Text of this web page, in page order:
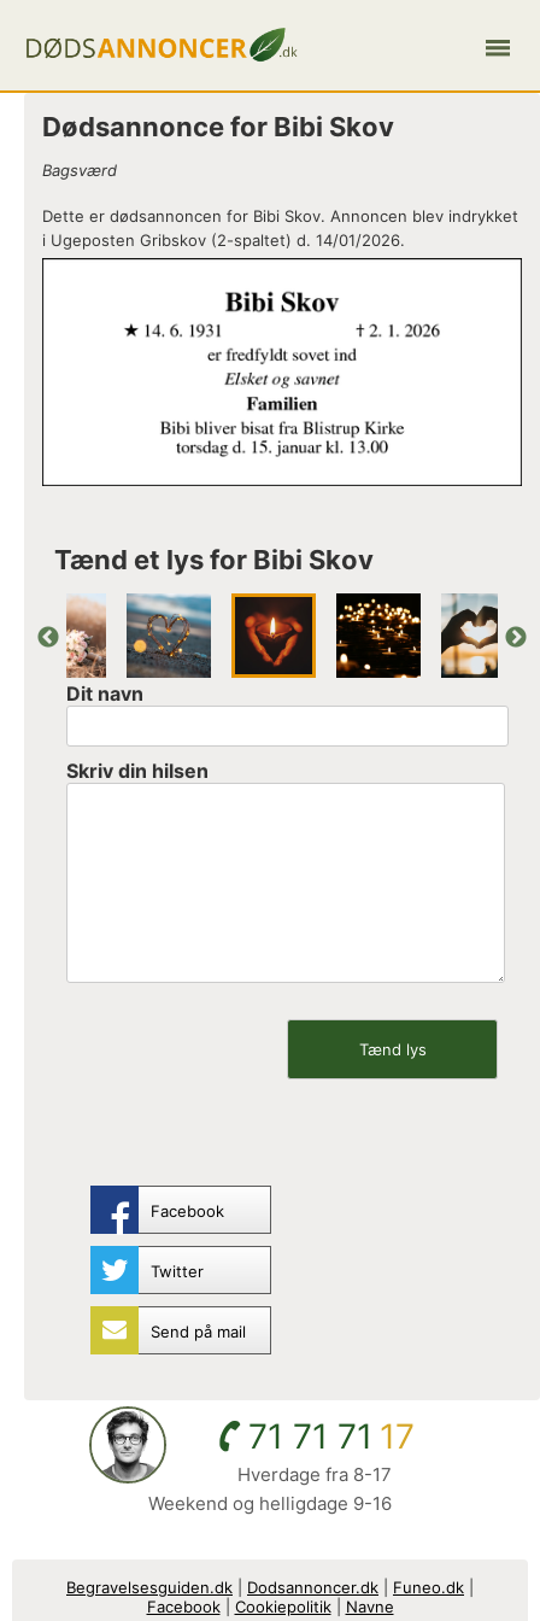
Dødsannonce for Bibi Skov
Bagsværd
Facebook
Twitter
Send på mail
Dette er dødsannoncen for Bibi Skov. Annoncen blev indrykket
i Ugeposten Gribskov (2-spaltet) d. 14/01/2026.
Tænd et lys for Bibi Skov
Dit navn
Skriv din hilsen
71 71 71 17
Hverdage fra 8-17
Weekend og helligdage 9-16
Begravelsesguiden.dk Dodsannoncer.dk Funeo.dk
Facebook| Cookiepolitik| Navne